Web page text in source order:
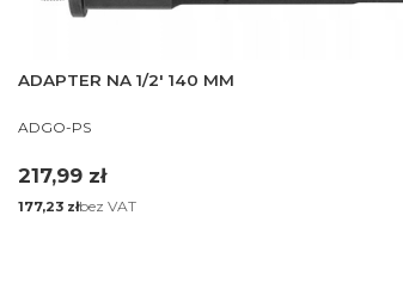
ADAPTER NA 1/2' 140 MM
PRODUCENT
ADGO-PS
Cena
217,99 zł
Cena
177,23 złbez VAT